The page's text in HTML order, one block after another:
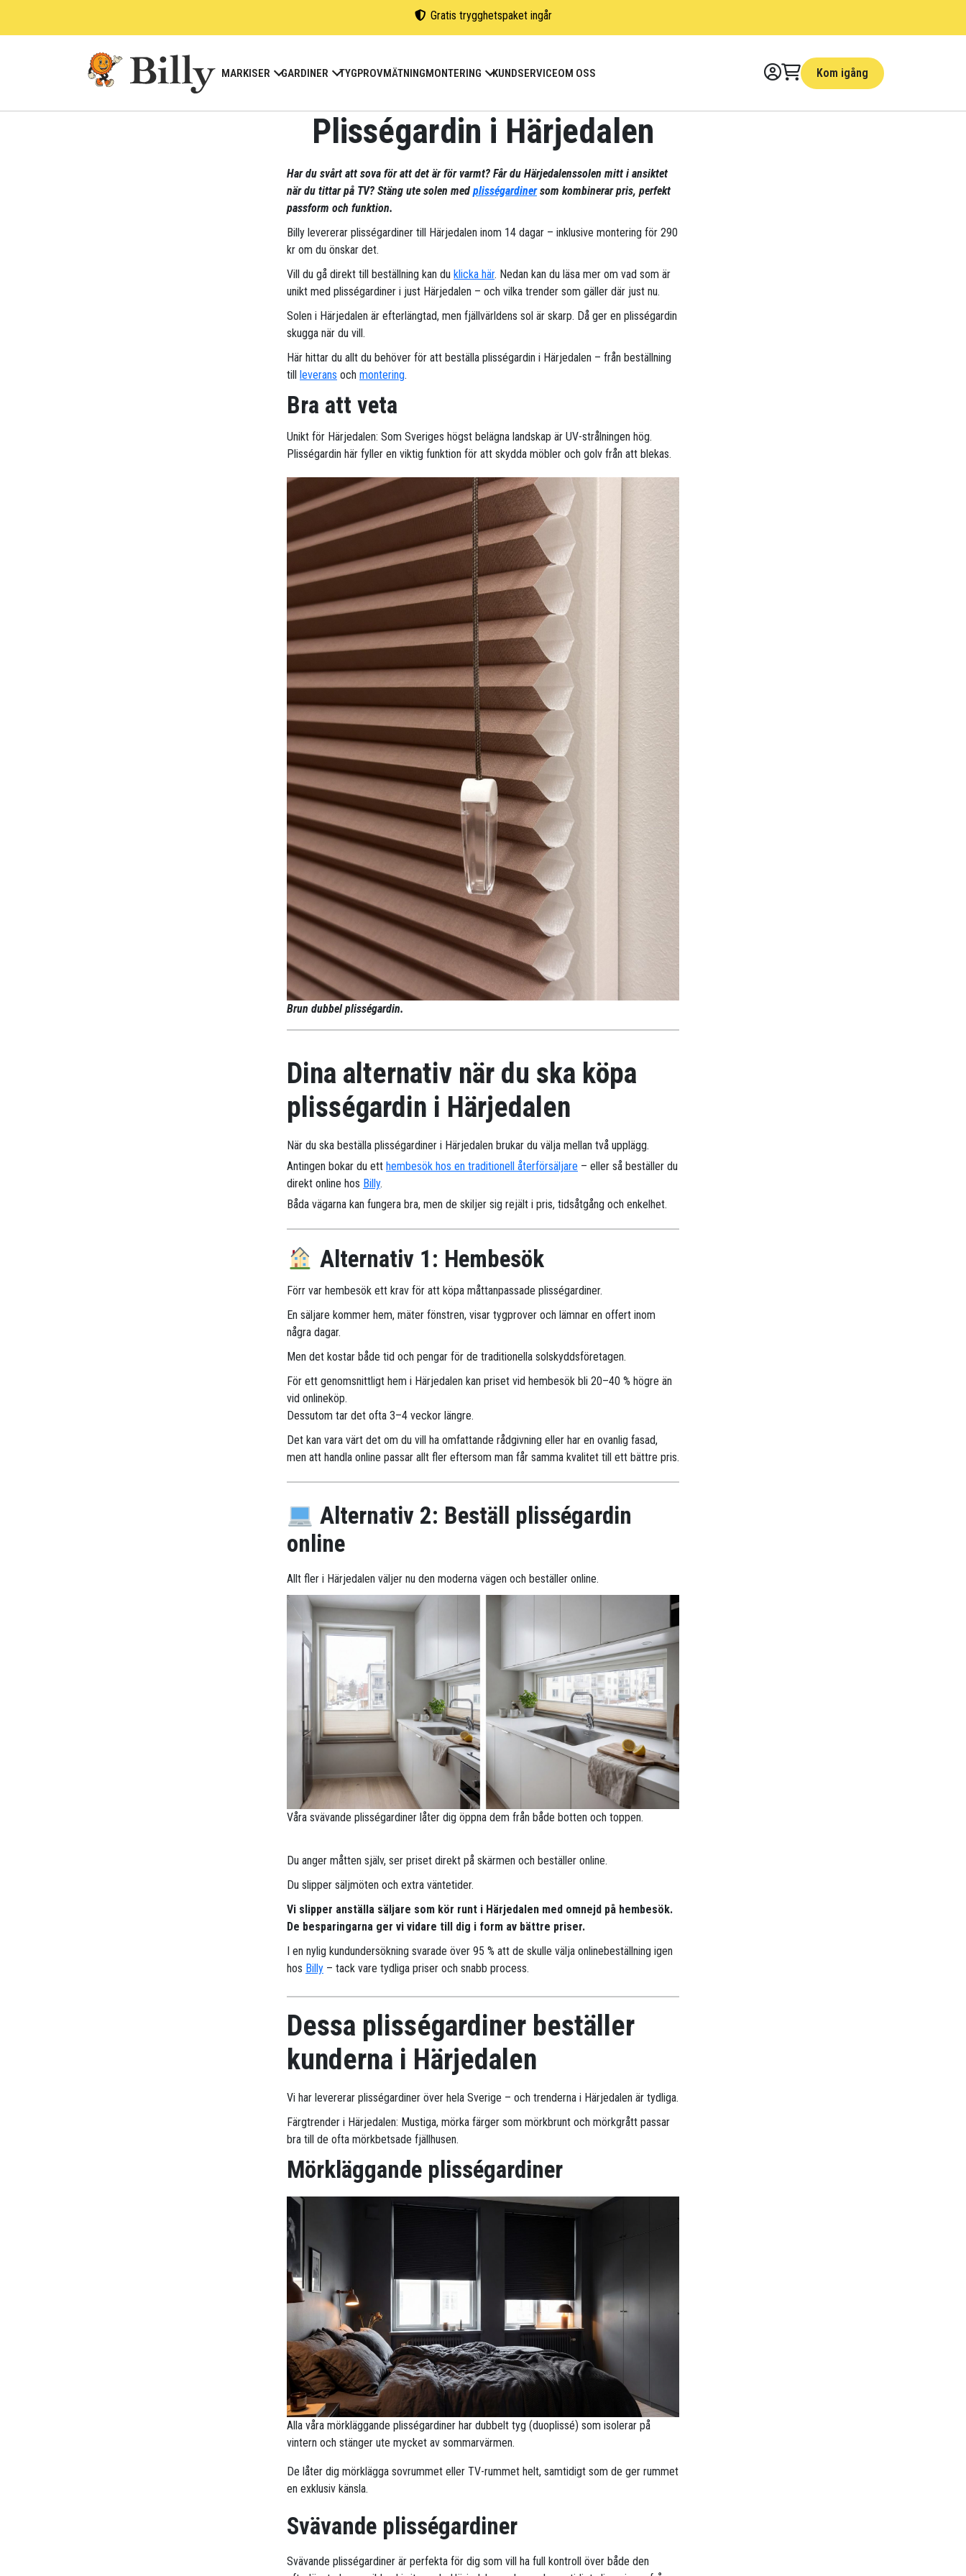
Gratis trygghetspaket ingår
MARKISER GARDINER TYGPROVMÄTNINGMONTERING KUNDSERVICEOM OSS Kom igång
Plisségardin i Härjedalen
Har du svårt att sova för att det är för varmt? Får du Härjedalenssolen mitt i ansiktet
när du tittar på TV? Stäng ute solen med plisségardinersom kombinerar pris, perfekt
passform och funktion.
Billy levererar plisségardiner till Härjedalen inom 14 dagar – inklusive montering för 290
kr om du önskar det.
Vill du gå direkt till beställning kan du klicka här. Nedan kan du läsa mer om vad som är
unikt med plisségardiner i just Härjedalen – och vilka trender som gäller där just nu.
Solen i Härjedalen är efterlängtad, men fjällvärldens sol är skarp. Då ger en plisségardin
skugga när du vill.
Här hittar du allt du behöver för att beställa plisségardin i Härjedalen – från beställning
till
leverans och montering.
Bra att veta
Unikt för Härjedalen: Som Sveriges högst belägna landskap är UV-strålningen hög.
Plisségardin här fyller en viktig funktion för att skydda möbler och golv från att blekas.
Brun dubbel plisségardin.
Dina alternativ när du ska köpa
plisségardin i Härjedalen
När du ska beställa plisségardiner i Härjedalen brukar du välja mellan två upplägg.
Antingen bokar du ett hembesök hos en traditionell återförsäljare – eller så beställer du
direkt online hos Billy.
Båda vägarna kan fungera bra, men de skiljer sig rejält i pris, tidsåtgång och enkelhet.
Alternativ 1: Hembesök
Förr var hembesök ett krav för att köpa måttanpassade plisségardiner.
En säljare kommer hem, mäter fönstren, visar tygprover och lämnar en offert inom
några dagar.
Men det kostar både tid och pengar för de traditionella solskyddsföretagen.
För ett genomsnittligt hem i Härjedalen kan priset vid hembesök bli 20–40 % högre än
vid onlineköp.
Dessutom tar det ofta 3–4 veckor längre.
Det kan vara värt det om du vill ha omfattande rådgivning eller har en ovanlig fasad,
men att handla online passar allt fler eftersom man får samma kvalitet till ett bättre pris.
Alternativ 2: Beställ plisségardin
online
Allt fler i Härjedalen väljer nu den moderna vägen och beställer online.
Våra svävande plisségardiner låter dig öppna dem från både botten och toppen.
Du anger måtten själv, ser priset direkt på skärmen och beställer online.
Du slipper säljmöten och extra väntetider.
Vi slipper anställa säljare som kör runt i Härjedalen med omnejd på hembesök.
De besparingarna ger vi vidare till dig i form av bättre priser.
I en nylig kundundersökning svarade över 95 % att de skulle välja onlinebeställning igen
hos Billy – tack vare tydliga priser och snabb process.
Dessa plisségardiner beställer
kunderna i Härjedalen
Vi har levererar plisségardiner över hela Sverige – och trenderna i Härjedalen är tydliga.
Färgtrender i Härjedalen: Mustiga, mörka färger som mörkbrunt och mörkgrått passar
bra till de ofta mörkbetsade fjällhusen.
Mörkläggande plisségardiner
Alla våra mörkläggande plisségardiner har dubbelt tyg (duoplissé) som isolerar på
vintern och stänger ute mycket av sommarvärmen.
De låter dig mörklägga sovrummet eller TV-rummet helt, samtidigt som de ger rummet
en exklusiv känsla.
Svävande plisségardiner
Svävande plisségardiner är perfekta för dig som vill ha full kontroll över både den